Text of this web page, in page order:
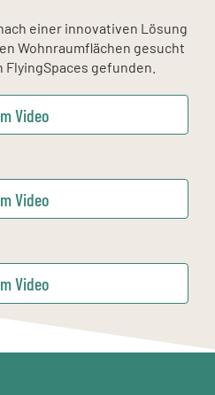
einer innovativen Lösung
Wohnraumflächen gesucht
FlyingSpaces gefunden.
Video
Video
Video